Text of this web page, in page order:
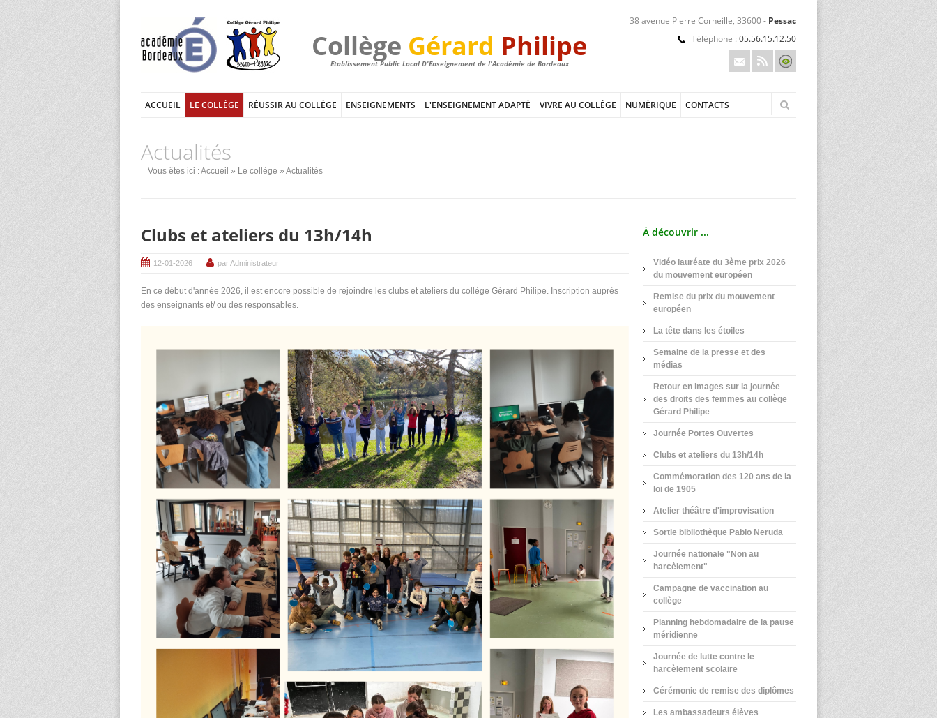
Collège Gérard Philipe
Etablissement Public Local D'Enseignement de l'Académie de Bordeaux
38 avenue Pierre Corneille, 33600 - Pessac
Téléphone : 05.56.15.12.50
ACCUEIL LE COLLÈGE RÉUSSIR AU COLLÈGE ENSEIGNEMENTS L'ENSEIGNEMENT ADAPTÉ VIVRE AU COLLÈGE NUMÉRIQUE CONTACTS
Actualités
Vous êtes ici :Accueil » Le collège » Actualités
Clubs et ateliers du 13h/14h
12-01-2026 par Administrateur
En ce début d'année 2026, il est encore possible de rejoindre les clubs et ateliers du collège Gérard Philipe. Inscription auprès
des enseignants et/ ou des responsables.
À découvrir ...
Vidéo lauréate du 3ème prix 2026
du mouvement européen
Remise du prix du mouvement
européen
La tête dans les étoiles
Semaine de la presse et des
médias
Retour en images sur la journée
des droits des femmes au collège
Gérard Philipe
Journée Portes Ouvertes
Clubs et ateliers du 13h/14h
Commémoration des 120 ans de la
loi de 1905
Atelier théâtre d'improvisation
Sortie bibliothèque Pablo Neruda
Journée nationale "Non au
harcèlement"
Campagne de vaccination au
collège
Planning hebdomadaire de la pause
méridienne
Journée de lutte contre le
harcèlement scolaire
Cérémonie de remise des diplômes
Les ambassadeurs élèves